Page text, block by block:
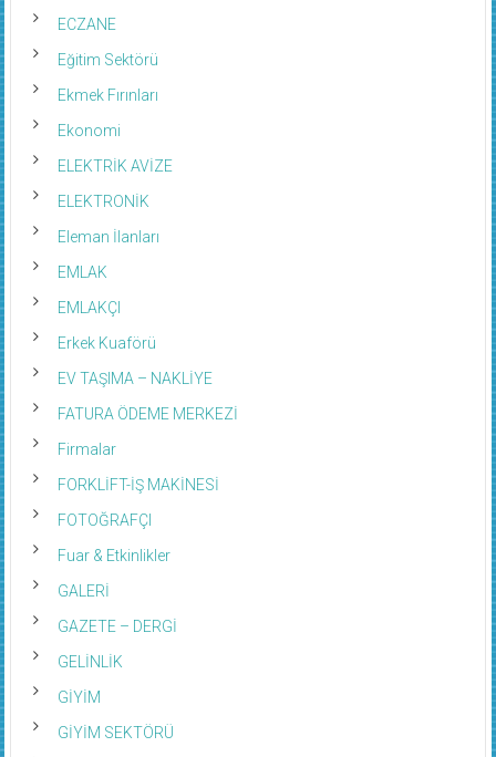
ECZANE
Eğitim Sektörü
Ekmek Fırınları
Ekonomi
ELEKTRİK AVİZE
ELEKTRONİK
Eleman İlanları
EMLAK
EMLAKÇI
Erkek Kuaförü
EV TAŞIMA – NAKLİYE
FATURA ÖDEME MERKEZİ
Firmalar
FORKLİFT-İŞ MAKİNESİ
FOTOĞRAFÇI
Fuar & Etkinlikler
GALERİ
GAZETE – DERGİ
GELİNLİK
GİYİM
GİYİM SEKTÖRÜ